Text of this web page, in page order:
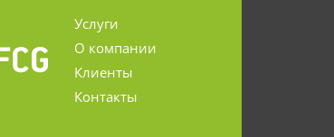
Услуги
О компании
Клиенты
Контакты